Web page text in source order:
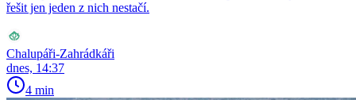
řešit jen jeden z nich nestačí.
Chalupáři-Zahrádkáři
dnes, 14:37
4 min